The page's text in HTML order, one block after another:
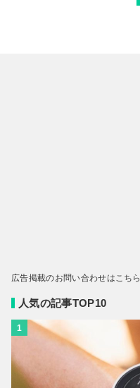
広告掲載のお問い合わせはこちら
人気の記事TOP10
1